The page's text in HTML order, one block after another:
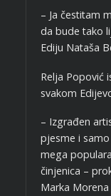
– Ja čestitam
da bude tako
Ediju Nataša
Relja Popović
svakom
– Izgrađen
pjesme i
mega
činjenica –
Marka